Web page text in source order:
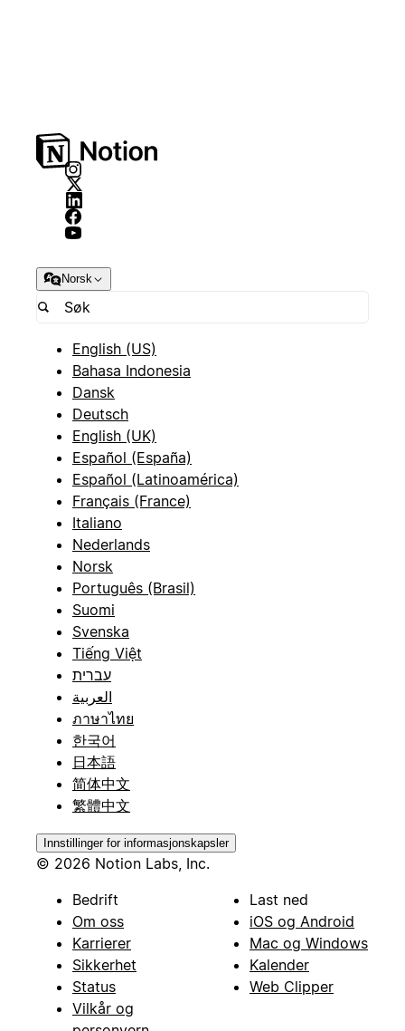
Norsk
English (US)
Bahasa Indonesia
Dansk
Deutsch
English (UK)
Español (España)
Español (Latinoamérica)
Français (France)
Italiano
Nederlands
Norsk
Português (Brasil)
Suomi
Svenska
Tiếng Việt
עברית
العربية
ภาษาไทย
한국어
日本語
简体中文
繁體中文
Innstillinger for informasjonskapsler
© 2026 Notion Labs, Inc.
Bedrift
Om oss
Karrierer
Sikkerhet
Status
Vilkår og
Last ned
iOS og Android
Mac og Windows
Kalender
Web Clipper